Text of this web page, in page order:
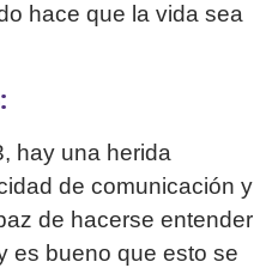
hace que la vida sea
hay una herida
de comunicación y
de hacerse entender
es bueno que esto se